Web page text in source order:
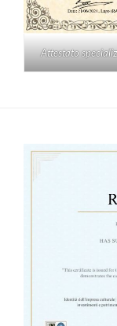
Attestato